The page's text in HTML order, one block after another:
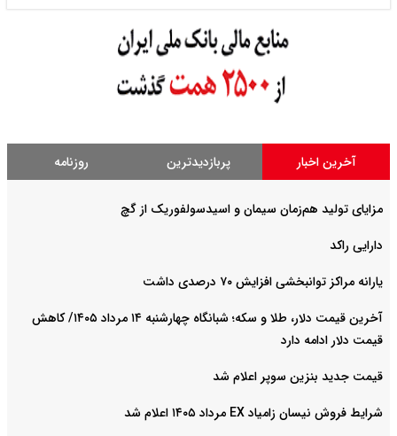
آخرین اخبار پربازدیدترین روزنامه
مزایای تولید هم‌زمان سیمان و اسیدسولفوریک از گچ
دارایی راکد
یارانه مراکز توانبخشی افزایش ۷۰ درصدی داشت
آخرین قیمت دلار، طلا و سکه؛ شبانگاه چهارشنبه ۱۴ مرداد ۱۴۰۵/ کاهش
قیمت دلار ادامه دارد
قیمت جدید بنزین سوپر اعلام شد
شرایط فروش نیسان زامیاد EX مرداد ۱۴۰۵ اعلام شد